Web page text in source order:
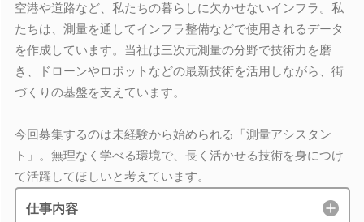
空港や道路など、私たちの暮らしに欠かせないインフラ。私
たちは、測量を通してインフラ整備などで使用されるデータ
を作成しています。当社は三次元測量の分野で技術力を磨
き、ドローンやロボットなどの最新技術を活用しながら、街
づくりの基盤を支えています。
今回募集するのは未経験から始められる「測量アシスタン
ト」。無理なく学べる環境で、長く活かせる技術を身につけ
て活躍してほしいと考えています。
仕事内容